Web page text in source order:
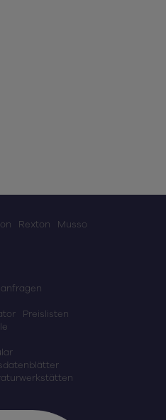
Rexton
Musso
Preislisten